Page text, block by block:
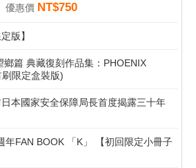
優惠價 NT$750
版】
鄉篇 典藏復刻作品集：PHOENIX
限定盒裝版)
本國家安全保障局長首度揭露三十年
年FAN BOOK 「K」 【初回限定小冊子